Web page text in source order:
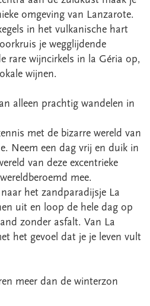
omgeving van Lanzarote.
in het vulkanische hart
je wegglijdende
rare wijncirkels in la Géria op,
wijnen.
alleen prachtig wandelen in
met de bizarre wereld van
Neem een dag vrij en duik in
van deze excentrieke
mee.
het zandparadijsje La
uit en loop de hele dag op
zonder asfalt. Van La
het gevoel dat je je leven vult
meer dan de winterzon